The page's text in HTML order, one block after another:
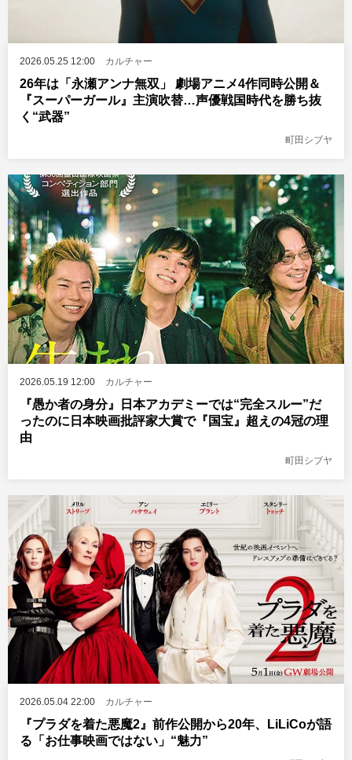
2026.05.25 12:00 カルチャー
26年は「永瀬アンナ無双」 劇場アニメ4作同時公開＆
『スーパーガール』主演吹替…声優戦国時代を勝ち抜
く“武器”
町田シブヤ
2026.05.19 12:00 カルチャー
『愚か者の身分』日本アカデミーでは“完全スルー”だ
ったのに日本映画批評家大賞で『国宝』超えの4冠の理
由
町田シブヤ
2026.05.04 22:00 カルチャー
『プラダを着た悪魔2』前作公開から20年、LiLiCoが語
る「お仕事映画ではない」“魅力”